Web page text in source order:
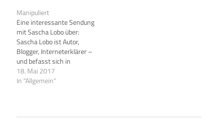
Manipuliert
Eine interessante Sendung
mit Sascha Lobo über:
Sascha Lobo ist Autor,
Blogger, Interneterklärer –
und befasst sich in
"Manipuliert" am 18. Mai,
um 23 Uhr, mit der
unterschiedlichen
18. Mai 2017
In "Allgemein"